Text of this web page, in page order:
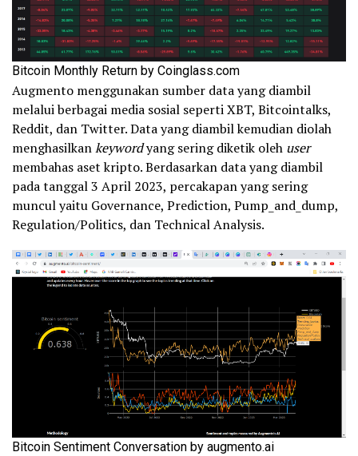
Bitcoin Monthly Return by Coinglass.com
Augmento menggunakan sumber data yang diambil
melalui berbagai media sosial seperti XBT, Bitcointalks,
Reddit, dan Twitter. Data yang diambil kemudian diolah
menghasilkankeywordyang sering diketik oleh user
membahas aset kripto. Berdasarkan data yang diambil
pada tanggal 3 April 2023, percakapan yang sering
muncul yaitu Governance, Prediction, Pump_and_dump,
Regulation/Politics, dan Technical Analysis.
Bitcoin Sentiment Conversation by augmento.ai